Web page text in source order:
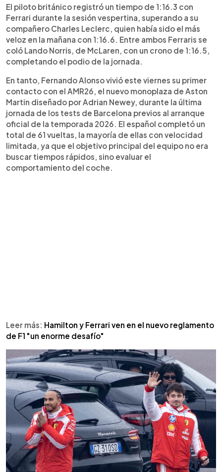
sacar conclusiones, pero valoró el buen programa
realizado. Lance Stroll también resaltó el
esfuerzo del equipo tras un inicio complicado.
Ferrari y McLaren marcaron los mejores tiempos
del test, que sirvió como antesala de la
pretemporada en Baréin, última fase antes del
inicio oficial del Mundial 2026 en Australia.
El piloto británico registró un tiempo de 1:16.3 con
Ferrari durante la sesión vespertina, superando a su
compañero Charles Leclerc, quien había sido el más
veloz en la mañana con 1:16.6. Entre ambos Ferraris se
coló Lando Norris, de McLaren, con un crono de 1:16.5,
completando el podio de la jornada.
En tanto, Fernando Alonso vivió este viernes su primer
contacto con el AMR26, el nuevo monoplaza de Aston
Martin diseñado por Adrian Newey, durante la última
jornada de los tests de Barcelona previos al arranque
oficial de la temporada 2026. El español completó un
total de 61 vueltas, la mayoría de ellas con velocidad
limitada, ya que el objetivo principal del equipo no era
buscar tiempos rápidos, sino evaluar el
comportamiento del coche.
Leer más: Hamilton y Ferrari ven en el nuevo reglamento
de F1 "un enorme desafío"